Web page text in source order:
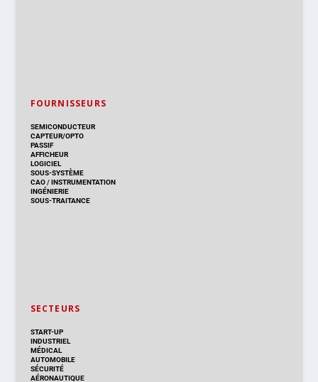
FOURNISSEURS
SEMICONDUCTEUR
CAPTEUR/OPTO
PASSIF
AFFICHEUR
LOGICIEL
SOUS-SYSTÈME
CAO/INSTRUMENTATION
INGÉNIERIE
SOUS-TRAITANCE
SECTEURS
START-UP
INDUSTRIEL
MÉDICAL
AUTOMOBILE
SÉCURITÉ
AÉRONAUTIQUE